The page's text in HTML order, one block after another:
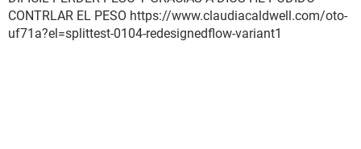
CONTRLAR EL PESO https://www.claudiacaldwell.com/oto-
uf71a?el=splittest-0104-redesignedflow-variant1